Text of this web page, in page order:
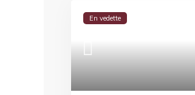
En vedette